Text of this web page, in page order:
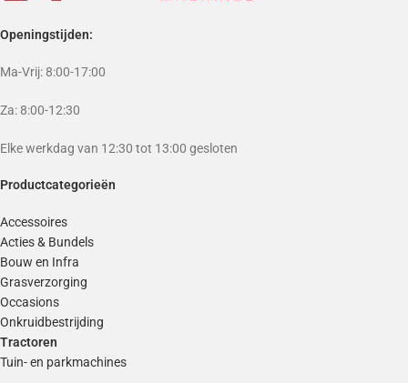
Openingstijden:
Ma-Vrij: 8:00-17:00
Za: 8:00-12:30
Elke werkdag van 12:30 tot 13:00 gesloten
Productcategorieën
Accessoires
Acties & Bundels
Bouw en Infra
Grasverzorging
Occasions
Onkruidbestrijding
Tractoren
Tuin- en parkmachines